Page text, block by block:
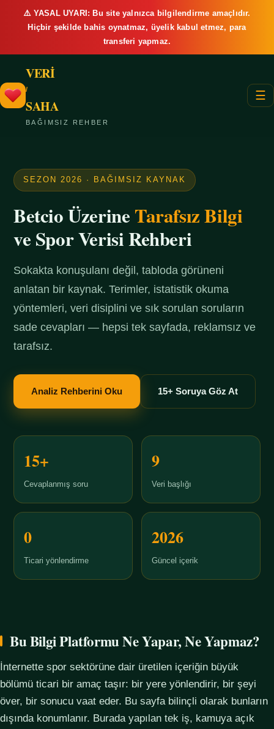
⚠️ YASAL UYARI: Bu site yalnızca bilgilendirme amaçlıdır.
Hiçbir şekilde bahis oynatmaz, üyelik kabul etmez, para
transferi yapmaz.
VERİ
/
SAHA
BAĞIMSIZ REHBER
☰
SEZON 2026 · BAĞIMSIZ KAYNAK
Betcio ÜzerineTarafsız Bilgi
ve Spor Verisi Rehberi
Sokakta konuşulanı değil, tabloda görüneni
anlatan bir kaynak. Terimler, istatistik okuma
yöntemleri, veri disiplini ve sık sorulan soruların
sade cevapları — hepsi tek sayfada, reklamsız ve
tarafsız.
Analiz Rehberini Oku 15+ Soruya Göz At
15+
Cevaplanmış soru
9
Veri başlığı
0
Ticari yönlendirme
2026
Güncel içerik
Bu Bilgi Platformu Ne Yapar, Ne Yapmaz?
İnternette spor sektörüne dair üretilen içeriğin büyük
bölümü ticari bir amaç taşır: bir yere yönlendirir, bir şeyi
över, bir sonucu vaat eder. Bu sayfa bilinçli olarak bunların
dışında konumlanır. Burada yapılan tek iş, kamuya açık